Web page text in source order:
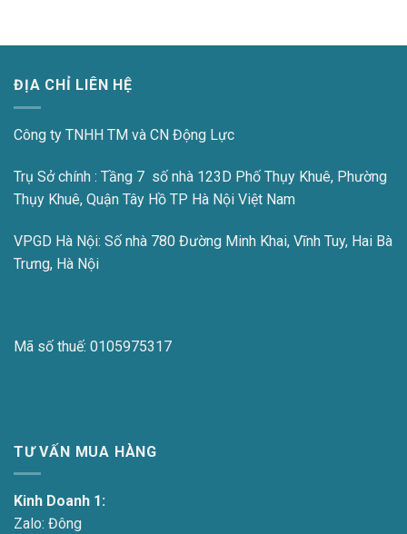
ĐỊA CHỈ LIÊN HỆ
Công ty TNHH TM và CN Động Lực
Trụ Sở chính : Tầng 7 số nhà 123D Phố Thụy Khuê, Phường
Thụy Khuê, Quận Tây Hồ TP Hà Nội Việt Nam
VPGD Hà Nội: Số nhà 780 Đường Minh Khai, Vĩnh Tuy, Hai Bà
Trưng, Hà Nội
Mã số thuế: 0105975317
TƯ VẤN MUA HÀNG
Kinh Doanh 1:
Zalo: Đông